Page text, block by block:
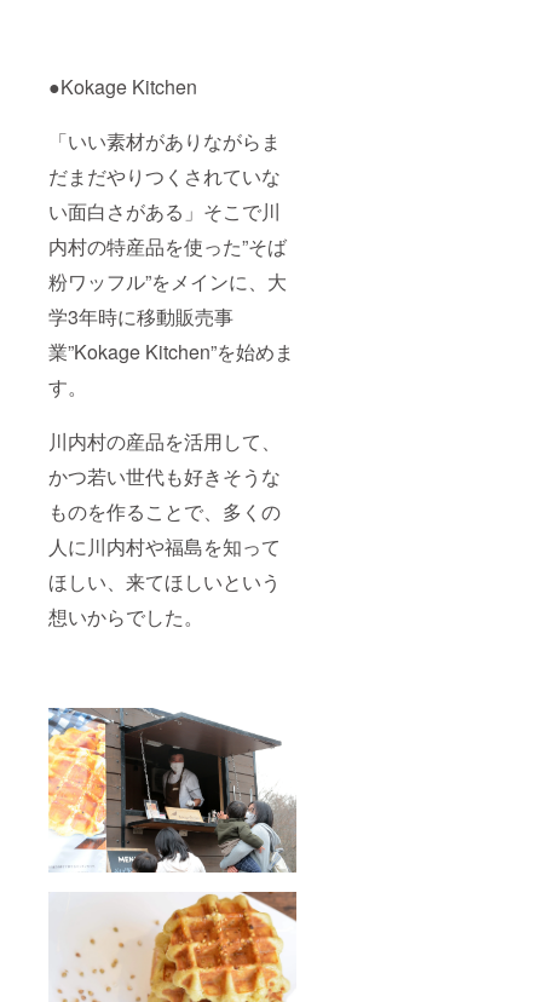
●Kokage Kitchen
「いい素材がありながらま
だまだやりつくされていな
い面白さがある」そこで川
内村の特産品を使った”そば
粉ワッフル”をメインに、大
学3年時に移動販売事
業”Kokage Kitchen”を始めま
す。
川内村の産品を活用して、
かつ若い世代も好きそうな
ものを作ることで、多くの
人に川内村や福島を知って
ほしい、来てほしいという
想いからでした。